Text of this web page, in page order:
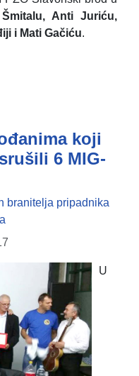
Šmitalu, Anti Juriću,
i Mati Gačiću.
koji
6 MIG-
branitelja pripadnika
U